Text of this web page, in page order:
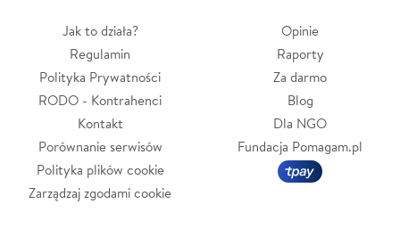
Jak to działa?
Regulamin
Polityka Prywatności
RODO - Kontrahenci
Kontakt
Porównanie serwisów
Polityka plików cookie
Zarządzaj zgodami cookie
Opinie
Raporty
Za darmo
Blog
Dla NGO
Fundacja Pomagam.pl